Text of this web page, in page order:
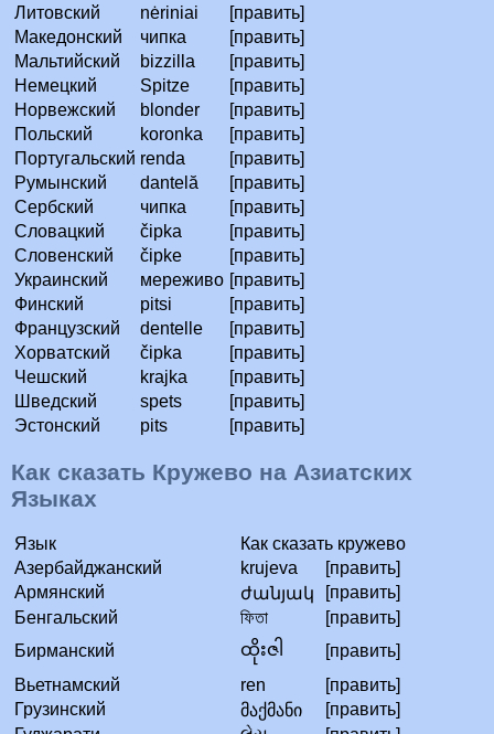
Литовский
nėriniai
[править]
Македонский
чипка
[править]
Мальтийский
bizzilla
[править]
Немецкий
Spitze
[править]
Норвежский
blonder
[править]
Польский
koronka
[править]
Португальский renda
[править]
Румынский
dantelă
[править]
Сербский
чипка
[править]
Словацкий
čipka
[править]
Словенский
čipke
[править]
Украинский
мереживо [править]
Финский
pitsi
[править]
Французский
dentelle
[править]
Хорватский
čipka
[править]
Чешский
krajka
[править]
Шведский
spets
[править]
Эстонский
pits [править]
Как сказать Кружево на Азиатских
Языках
Язык
Как сказать кружево
Азербайджанский
krujeva
[править]
Армянский
ժանյակ
[править]
Бенгальский
ফিতা
[править]
Бирманский
ထိုးဇါ
[править]
Вьетнамский
ren
[править]
Грузинский
მაქმანი
[править]